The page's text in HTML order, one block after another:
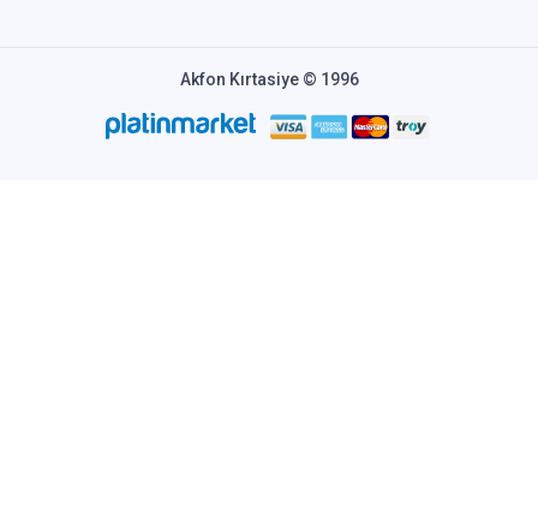
Akfon Kırtasiye © 1996